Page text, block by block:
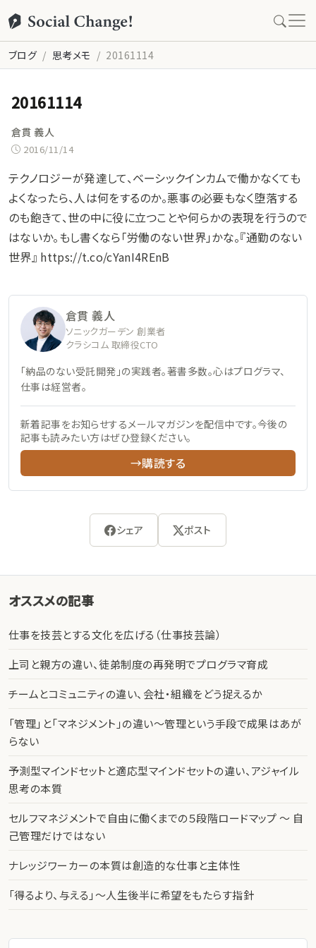
ブログ 思考メモ 20161114
20161114
倉貫 義人
2016/11/14
テクノロジーが発達して、ベーシックインカムで働かなくても
よくなったら、人は何をするのか。悪事の必要もなく堕落する
のも飽きて、世の中に役に立つことや何らかの表現を行うので
はないか。もし書くなら「労働のない世界」かな。『通勤のない
世界』 https://t.co/cYanI4REnB
倉貫 義人
ソニックガーデン 創業者
クラシコム 取締役CTO
「納品のない受託開発」の実践者。著書多数。心はプログラマ、
仕事は経営者。
新着記事をお知らせするメールマガジンを配信中です。今後の
記事も読みたい方はぜひ登録ください。
→購読する
シェア ポスト
オススメの記事
仕事を技芸とする文化を広げる（仕事技芸論）
上司と親方の違い、徒弟制度の再発明でプログラマ育成
チームとコミュニティの違い、会社・組織をどう捉えるか
「管理」と「マネジメント」の違い〜管理という手段で成果はあが
らない
予測型マインドセットと適応型マインドセットの違い、アジャイル
思考の本質
セルフマネジメントで自由に働くまでの５段階ロードマップ 〜 自
己管理だけではない
ナレッジワーカーの本質は創造的な仕事と主体性
「得るより、与える」〜人生後半に希望をもたらす指針